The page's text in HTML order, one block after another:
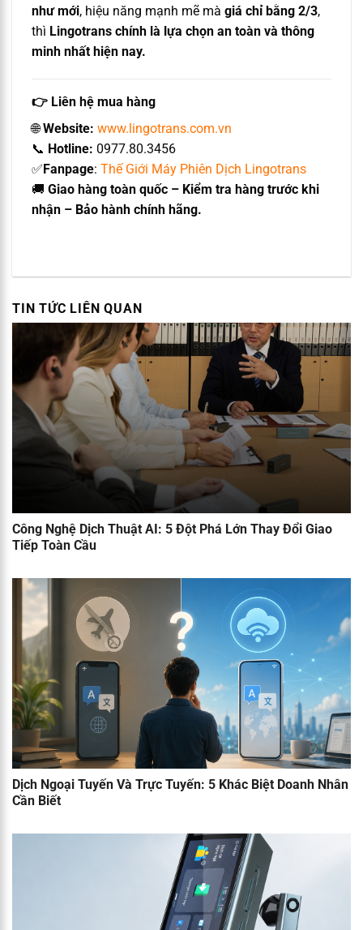
như mới, hiệu năng mạnh mẽ mà giá chỉ bằng 2/3,
thì Lingotrans chính là lựa chọn an toàn và thông
minh nhất hiện nay.
👉 Liên hệ mua hàng
🌐Website: www.lingotrans.com.vn
📞 Hotline: 0977.80.3456
✅ Fanpage: Thế Giới Máy Phiên Dịch Lingotrans
🚚 Giao hàng toàn quốc – Kiểm tra hàng trước khi
nhận – Bảo hành chính hãng.
TIN TỨC LIÊN QUAN
Công Nghệ Dịch Thuật AI: 5 Đột Phá Lớn Thay Đổi Giao
Tiếp Toàn Cầu
Dịch Ngoại Tuyến Và Trực Tuyến: 5 Khác Biệt Doanh Nhân
Cần Biết